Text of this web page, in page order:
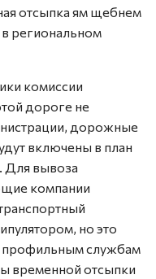
отсыпка ям щебнем
региональном
комиссии
дороге не
дорожные
включены в план
Для вывоза
компании
но это
профильным службам
временной отсыпки